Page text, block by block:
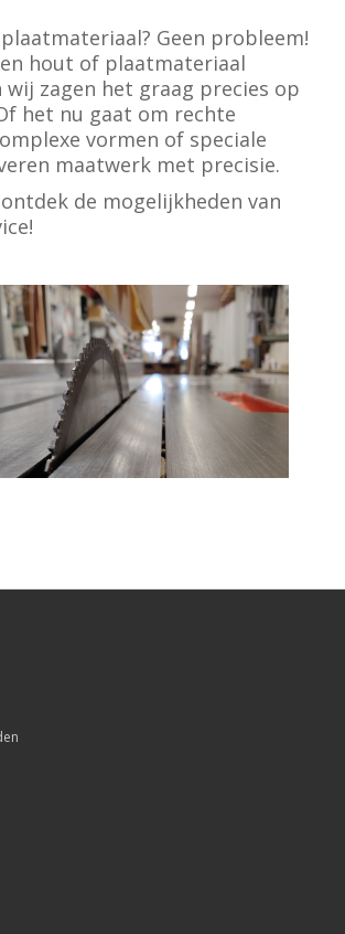
Geen probleem!
hout of plaatmateriaal
wij zagen het graag precies op
het nu gaat om rechte
vormen of speciale
maatwerk met precisie.
de mogelijkheden van